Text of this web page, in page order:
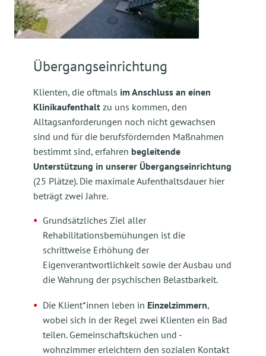
Übergangseinrichtung
Klienten, die oftmals im Anschluss an einen
Klinikaufenthalt zu uns kommen, den
Alltagsanforderungen noch nicht gewachsen
sind und für die berufsfördernden Maßnahmen
bestimmt sind, erfahren begleitende
Unterstützung in unserer Übergangseinrichtung
(25 Plätze). Die maximale Aufenthaltsdauer hier
beträgt zwei Jahre.
Grundsätzliches Ziel aller
Rehabilitationsbemühungen ist die
schrittweise Erhöhung der
Eigenverantwortlichkeit sowie der Ausbau und
die Wahrung der psychischen Belastbarkeit.
Die Klient*innen leben in Einzelzimmern,
wobei sich in der Regel zwei Klienten ein Bad
teilen. Gemeinschaftsküchen und -
wohnzimmer erleichtern den sozialen Kontakt